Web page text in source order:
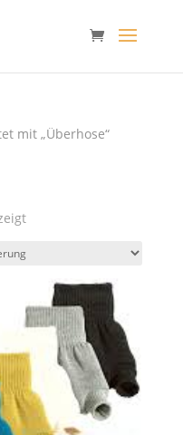
mit „Überhose“